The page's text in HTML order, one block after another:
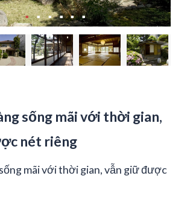
sống mãi với thời gian,
nét riêng
mãi với thời gian, vẫn giữ được